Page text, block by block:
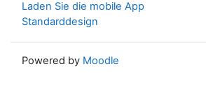
Laden Sie die mobile App
Standarddesign
Powered by Moodle